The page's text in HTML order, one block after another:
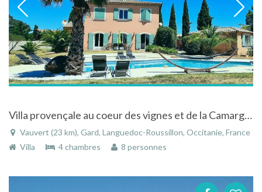
Villa provençale au coeur des vignes et de la Camargue avec piscine chauffée
Vauvert (23 km), Gard, Languedoc-Roussillon, Occitanie, France
Villa
4 chambres 8 personnes